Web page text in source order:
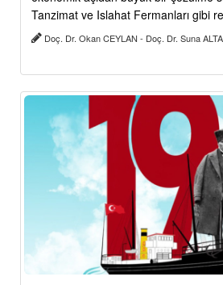
Tanzimat ve Islahat Fermanları gibi
Doç. Dr. Okan CEYLAN - Doç. Dr. Suna